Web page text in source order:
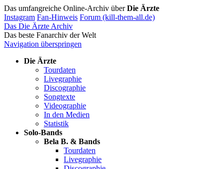
Das umfangreiche Online-Archiv überDie Ärzte
Instagram Fan-Hinweis Forum (kill-them-all.de)
Das Die Ärzte Archiv
Das beste Fanarchiv der Welt
Navigation überspringen
Die Ärzte
Tourdaten
Livegraphie
Discographie
Songtexte
Videographie
In den Medien
Statistik
Solo-Bands
Bela B. & Bands
Tourdaten
Livegraphie